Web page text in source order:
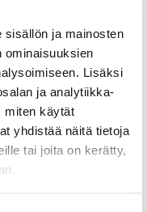
sisällön ja mainosten
ominaisuuksien
Lisäksi
ja analytiikka-
miten käytät
yhdistää näitä tietoja
tai joita on kerätty,
oppimiseen
mukaan
käytetään
vuosittain.
julkiselta